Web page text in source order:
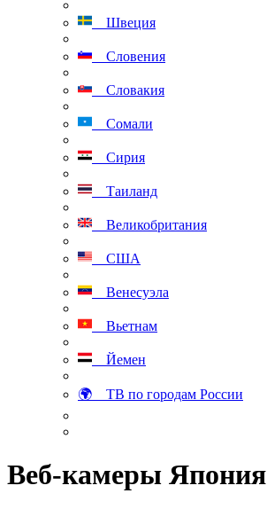
Швеция
Словения
Словакия
Сомали
Сирия
Таиланд
Великобритания
США
Венесуэла
Вьетнам
Йемен
🌍 ТВ по городам России
Веб-камеры Япония